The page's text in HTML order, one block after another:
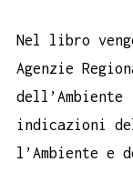
Nel libro
Agenzie
indicazioni
l’Ambiente e